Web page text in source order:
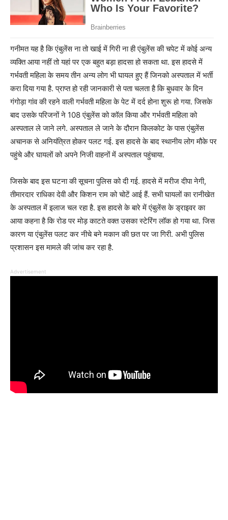
गनीमत यह है कि एंबुलेंस ना तो खाई में गिरी ना ही एंबुलेंस की चपेट में कोई अन्य
व्यक्ति आया नहीं तो यहां पर एक बहुत बड़ा हादसा हो सकता था. इस हादसे में
गर्भवती महिला के समय तीन अन्य लोग भी घायल हुए हैं जिनको अस्पताल में भर्ती
करा दिया गया है. प्राप्त हो रही जानकारी से पता चलता है कि बुधवार के दिन
गंगोड़ा गांव की रहने वाली गर्भवती महिला के पेट में दर्द होना शुरू हो गया. जिसके
बाद उसके परिजनों ने 108 एंबुलेंस को कॉल किया और गर्भवती महिला को
अस्पताल ले जाने लगे. अस्पताल ले जाने के दौरान किलकोट के पास एंबुलेंस
अचानक से अनियंत्रित होकर पलट गई. इस हादसे के बाद स्थानीय लोग मौके पर
पहुंचे और घायलों को अपने निजी वाहनों में अस्पताल पहुंचाया.
जिसके बाद इस घटना की सूचना पुलिस को दी गई. हादसे में मरीज दीपा नेगी,
तीमारदार राधिका देवी और किशन राम को चोटें आई हैं. सभी घायलों का रानीखेत
के अस्पताल में इलाज चल रहा है. इस हादसे के बारे में एंबुलेंस के ड्राइवर का
आया कहना है कि रोड पर मोड़ काटते वक्त उसका स्टेरिंग लॉक हो गया था. जिस
कारण या एंबुलेंस पलट कर नीचे बने मकान की छत पर जा गिरी. अभी पुलिस
प्रशासन इस मामले की जांच कर रहा है.
Advertisement